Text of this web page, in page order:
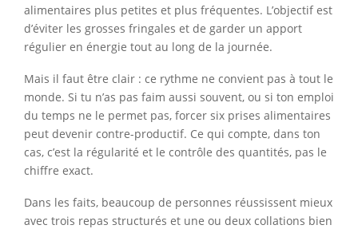
alimentaires plus petites et plus fréquentes. L’objectif est
d’éviter les grosses fringales et de garder un apport
régulier en énergie tout au long de la journée.
Mais il faut être clair : ce rythme ne convient pas à tout le
monde. Si tu n’as pas faim aussi souvent, ou si ton emploi
du temps ne le permet pas, forcer six prises alimentaires
peut devenir contre-productif. Ce qui compte, dans ton
cas, c’est la régularité et le contrôle des quantités, pas le
chiffre exact.
Dans les faits, beaucoup de personnes réussissent mieux
avec trois repas structurés et une ou deux collations bien